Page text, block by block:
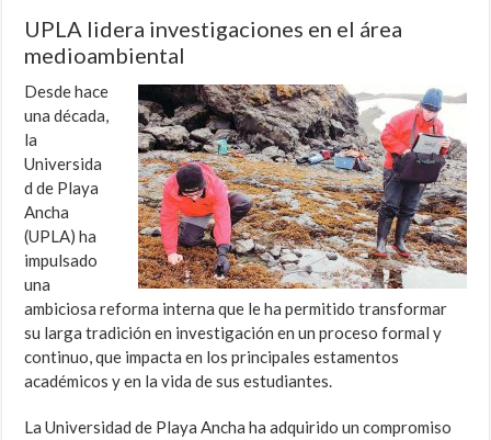
UPLA lidera investigaciones en el área
medioambiental
Desde hace
una década,
la
Universida
d de Playa
Ancha
(UPLA) ha
impulsado
una
ambiciosa reforma interna que le ha permitido transformar
su larga tradición en in­vestigación en un proceso formal y
continuo, que im­pacta en los principales estamentos
académicos y en la vida de sus estudiantes.
La Universidad de Playa Ancha ha adquirido un compromiso